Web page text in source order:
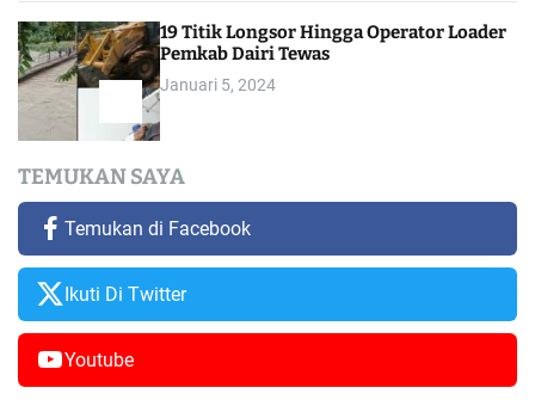
19 Titik Longsor Hingga Operator Loader
Pemkab Dairi Tewas
Januari 5, 2024
TEMUKAN SAYA
Temukan di Facebook
Ikuti Di Twitter
Youtube